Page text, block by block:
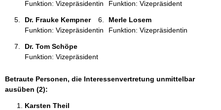
Funktion: Vizepräsidentin
Funktion: Vizepräsident
Dr. Frauke Kempner
Funktion: Vizepräsidentin
Merle Losem
Funktion: Vizepräsidentin
Dr. Tom Schöpe
Funktion: Vizepräsident
Betraute Personen, die Interessenvertretung unmittelbar
ausüben (2):
Karsten Theil